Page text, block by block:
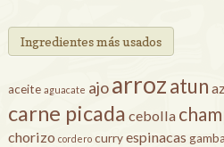
Ingredientes más usados
aceite aguacate ajoarrozatun
carne picada cebolla
chorizo cordero curryespinacas